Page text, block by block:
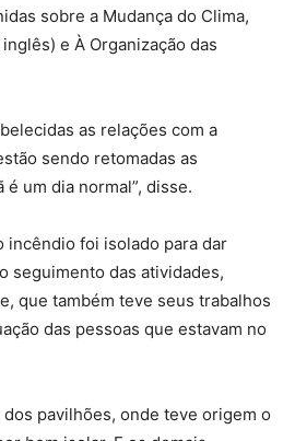
sobre a Mudança do Clima,
e À Organização das
as relações com a
sendo retomadas as
um dia normal”, disse.
incêndio foi isolado para dar
seguimento das atividades,
que também teve seus trabalhos
das pessoas que estavam no
pavilhões, onde teve origem o